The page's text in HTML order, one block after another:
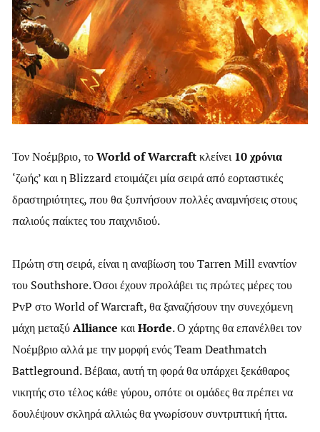
Τον Νοέμβριο, τοWorld of Warcraftκλείνει10 χρόνια
‘ζωής’ και η Blizzard ετοιμάζει μία σειρά από εορταστικές
δραστηριότητες, που θα ξυπνήσουν πολλές αναμνήσεις στους
παλιούς παίκτες του παιχνιδιού.
Πρώτη στη σειρά, είναι η αναβίωση του Tarren Mill εναντίον
του Southshore. Όσοι έχουν προλάβει τις πρώτες μέρες του
PvP στο World of Warcraft, θα ξαναζήσουν την συνεχόμενη
μάχη μεταξύAlliance καιHorde. Ο χάρτης θα επανέλθει τον
Νοέμβριο αλλά με την μορφή ενός Team Deathmatch
Battleground. Βέβαια, αυτή τη φορά θα υπάρχει ξεκάθαρος
νικητής στο τέλος κάθε γύρου, οπότε οι ομάδες θα πρέπει να
δουλέψουν σκληρά αλλιώς θα γνωρίσουν συντριπτική ήττα.